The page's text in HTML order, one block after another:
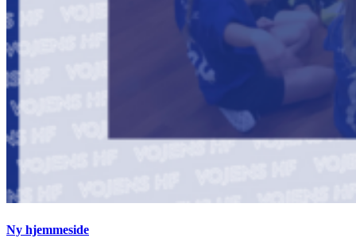
Ny hjemmeside